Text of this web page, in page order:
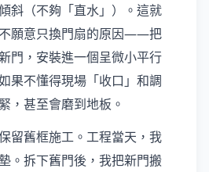
斜（不夠「直水」）。這就
願意只換門扇的原因——把
門，安裝進一個呈微小平行
果不懂得現場「收口」和調
，甚至會磨到地板。
留舊框施工。工程當天，我
。拆下舊門後，我把新門搬